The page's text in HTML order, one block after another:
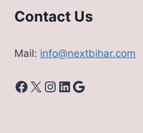
Contact Us
Mail: info@nextbihar.com
Facebook
X Instagram
LinkedIn
Google